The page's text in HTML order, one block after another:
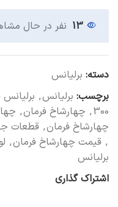
13 نفر در حال
دسته: برلیانس
برچسب: برلیانس, برلیانس h320
300
, چهارشاخ فرمان,
چهارشاخ فرمان, قطعات
, قیمت چهارشاخ فرمان,
برلیانس
اشتراک گذاری